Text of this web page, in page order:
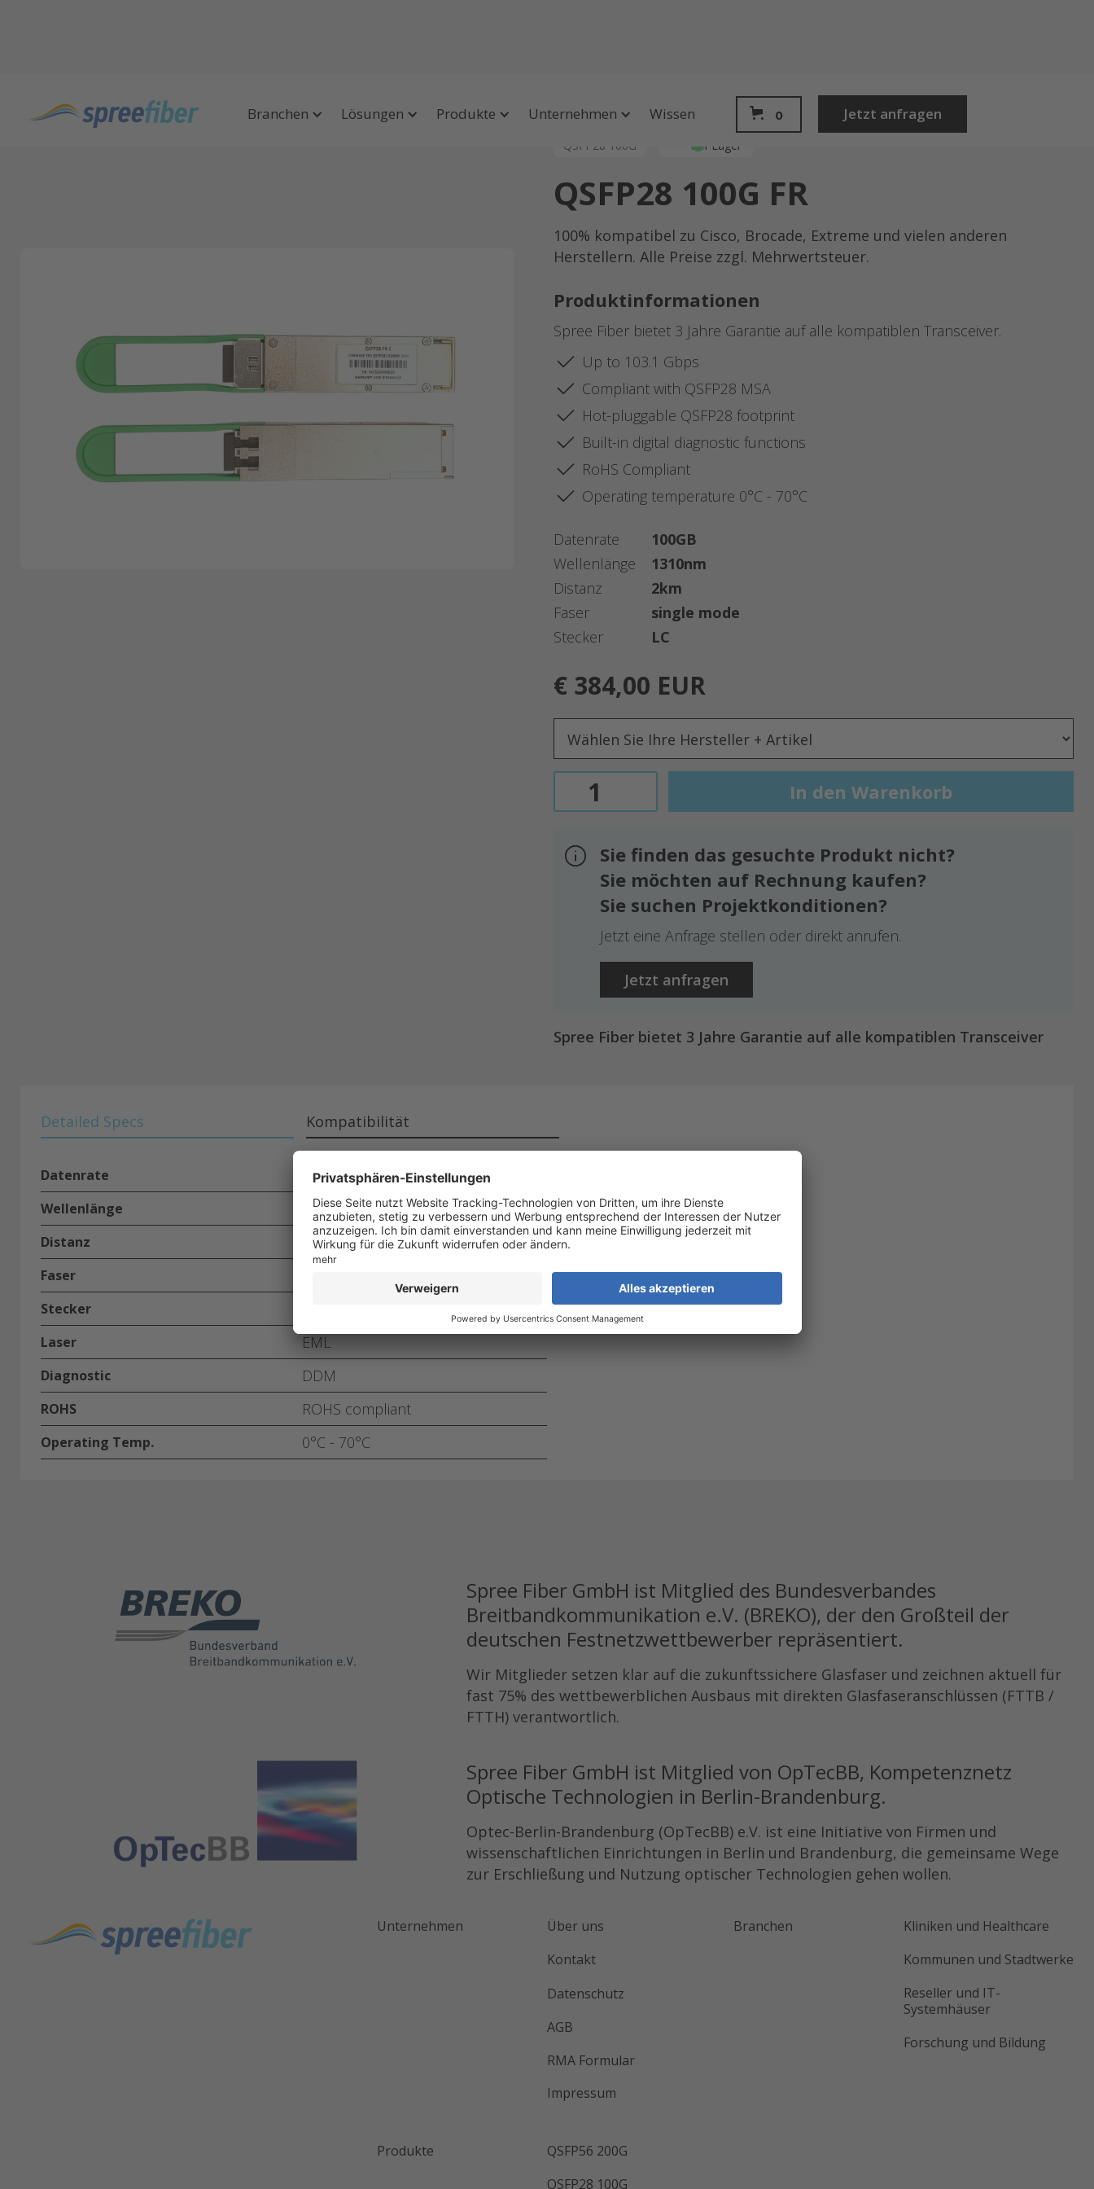
Branchen Lösungen Produkte Unternehmen Wissen 0 Jetzt anfragen
Shop QSFP28 100G QSFP28 100G FR
QSFP28 100G auf Lager
QSFP28 100G FR
100% kompatibel zu Cisco, Brocade, Extreme und vielen anderen
Herstellern. Alle Preise zzgl. Mehrwertsteuer.
Produktinformationen
Spree Fiber bietet 3 Jahre Garantie auf alle kompatiblen Transceiver.
Up to 103.1 Gbps
Compliant with QSFP28 MSA
Hot-pluggable QSFP28 footprint
Built-in digital diagnostic functions
RoHS Compliant
Operating temperature 0°C - 70°C
Datenrate
100GB
Wellenlänge
1310nm
Distanz
2km
Faser
single mode
Stecker
LC
€ 384,00 EUR
Sie finden das gesuchte Produkt nicht?
Sie möchten auf Rechnung kaufen?
Sie suchen Projektkonditionen?
Jetzt eine Anfrage stellen oder direkt anrufen.
Jetzt anfragen
Spree Fiber bietet 3 Jahre Garantie auf alle kompatiblen Transceiver
Detailed Specs Kompatibilität
Datenrate 100GB
Wellenlänge 1310nm
Distanz 2km
Faser
Stecker
Laser EML
Diagnostic DDM
ROHS ROHS compliant
Operating Temp. 0°C - 70°C
Spree Fiber GmbH ist Mitglied des Bundesverbandes
Breitbandkommunikation e.V. (BREKO), der den Großteil der
deutschen Festnetzwettbewerber repräsentiert.
Wir Mitglieder setzen klar auf die zukunftssichere Glasfaser und zeichnen aktuell für
fast 75% des wettbewerblichen Ausbaus mit direkten Glasfaseranschlüssen (FTTB /
FTTH) verantwortlich.
Spree Fiber GmbH ist Mitglied von OpTecBB, Kompetenznetz
Optische Technologien in Berlin-Brandenburg.
Optec-Berlin-Brandenburg (OpTecBB) e.V. ist eine Initiative von Firmen und
wissenschaftlichen Einrichtungen in Berlin und Brandenburg, die gemeinsame Wege
zur Erschließung und Nutzung optischer Technologien gehen wollen.
Unternehmen
Über uns
Kontakt
Datenschutz
AGB
RMA Formular
Impressum
Produkte
QSFP56 200G
QSFP28 100G
Branchen
Kliniken und Healthcare
Kommunen und Stadtwerke
Reseller und IT-
Systemhäuser
Forschung und Bildung